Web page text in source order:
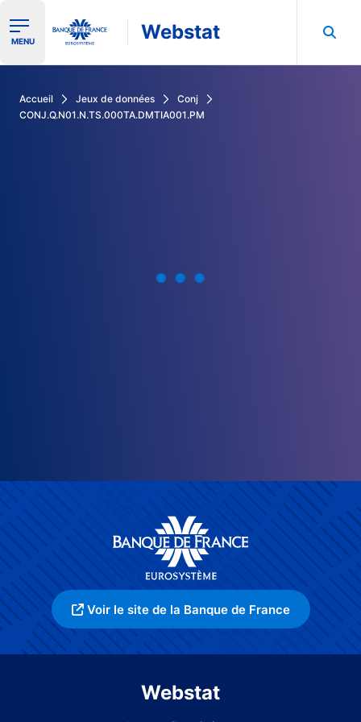
Ouvrir le menu de navigation
MENU Webstat
Accueil Jeux de données
Conj
CONJ.Q.N01.N.TS.000TA.DMTIA001.PM
Voir le site de la Banque de France
Webstat